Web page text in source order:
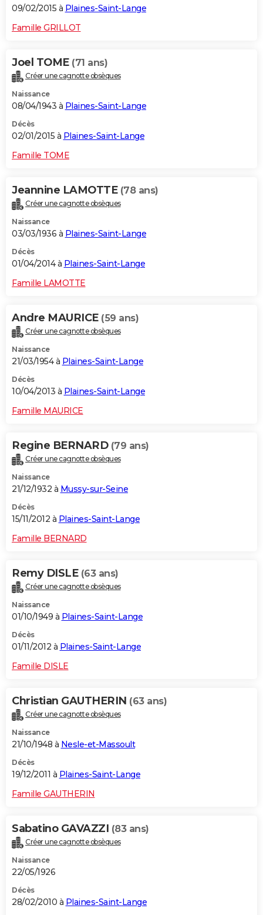
09/02/2015 à Plaines-Saint-Lange
Famille GRILLOT
Joel TOME (71 ans)
Créer une cagnotte obsèques
Naissance
08/04/1943 à Plaines-Saint-Lange
Décès
02/01/2015 à Plaines-Saint-Lange
Famille TOME
Jeannine LAMOTTE (78 ans)
Créer une cagnotte obsèques
Naissance
03/03/1936 à Plaines-Saint-Lange
Décès
01/04/2014 à Plaines-Saint-Lange
Famille LAMOTTE
Andre MAURICE (59 ans)
Créer une cagnotte obsèques
Naissance
21/03/1954 à Plaines-Saint-Lange
Décès
10/04/2013 à Plaines-Saint-Lange
Famille MAURICE
Regine BERNARD (79 ans)
Créer une cagnotte obsèques
Naissance
21/12/1932 à Mussy-sur-Seine
Décès
15/11/2012 à Plaines-Saint-Lange
Famille BERNARD
Remy DISLE (63 ans)
Créer une cagnotte obsèques
Naissance
01/10/1949 à Plaines-Saint-Lange
Décès
01/11/2012 à Plaines-Saint-Lange
Famille DISLE
Christian GAUTHERIN (63 ans)
Créer une cagnotte obsèques
Naissance
21/10/1948 à Nesle-et-Massoult
Décès
19/12/2011 à Plaines-Saint-Lange
Famille GAUTHERIN
Sabatino GAVAZZI (83 ans)
Créer une cagnotte obsèques
Naissance
22/05/1926
Décès
28/02/2010 à Plaines-Saint-Lange